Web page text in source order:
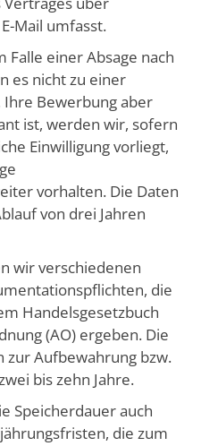
Mail umfasst.
einer Absage nach
es nicht zu einer
Bewerbung aber
ist, werden wir, sofern
Einwilligung vorliegt,
vorhalten. Die Daten
von drei Jahren
wir verschiedenen
die
Handelsgesetzbuch
(AO) ergeben. Die
zur Aufbewahrung bzw.
bis zehn Jahre.
Speicherdauer auch
die zum